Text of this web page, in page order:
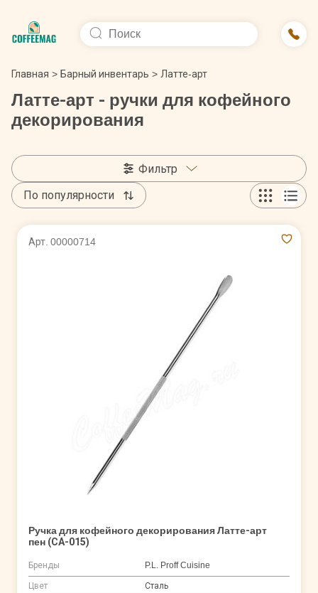
Главная > Барный инвентарь > Латте-арт
Латте-арт - ручки для кофейного
декорирования
Фильтр
По популярности
Арт. 00000714
Ручка для кофейного декорирования Латте-арт
пен (CA-015)
Бренды P.L. Proff Cuisine
Цвет Сталь